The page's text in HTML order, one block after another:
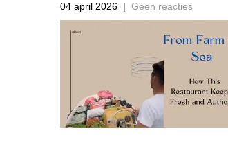
04 april 2026 | Geen reacties